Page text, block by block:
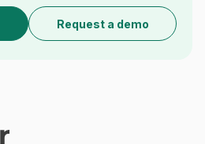
Request a demo